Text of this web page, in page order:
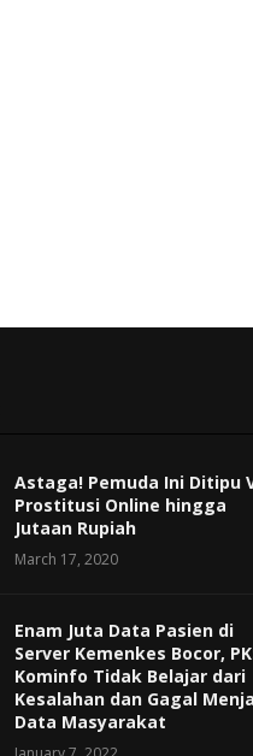
Astaga! Pemuda Ini Ditipu
Prostitusi Online hingga
Jutaan Rupiah
March 17, 2020
Enam Juta Data Pasien di
Server Kemenkes Bocor,
Kominfo Tidak Belajar dari
Kesalahan dan Gagal
Data Masyarakat